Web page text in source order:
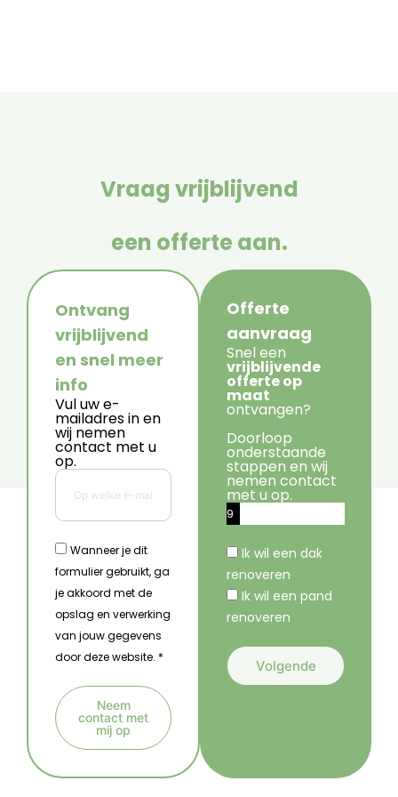
Vraag vrijblijvend
een offerte aan.
Ontvang
vrijblijvend
en snel meer
info
Vul uw e-
mailadres in en
wij nemen
contact met u
op.
Wanneer je dit
formulier gebruikt, ga
je akkoord met de
opslag en verwerking
van jouw gegevens
door deze website. *
Neem
contact met
mij op
l
Offerte
aanvraag
Snel een
vrijblijvende
offerte op
maat
ontvangen?
Doorloop
onderstaande
stappen en wij
nemen contact
met u op.
9
Ik wil een dak
renoveren
Ik wil een pand
renoveren
Volgende
r